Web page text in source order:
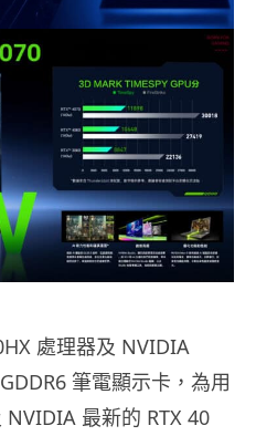
處理器及 NVIDIA
筆電顯示卡，為用
最新的 RTX 40